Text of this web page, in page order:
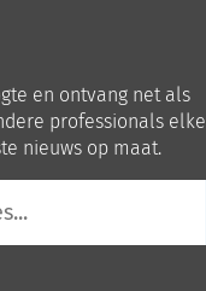
en ontvang net als
professionals elke
nieuws op maat.